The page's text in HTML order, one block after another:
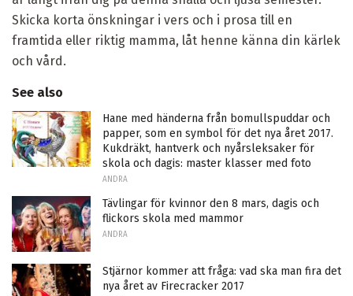
Skicka korta önskningar i vers och i prosa till en
framtida eller riktig mamma, låt henne känna din kärlek
och vård.
See also
Hane med händerna från bomullspuddar och
papper, som en symbol för det nya året 2017.
Kukdräkt, hantverk och nyårsleksaker för
skola och dagis: master klasser med foto
ANDRA
Tävlingar för kvinnor den 8 mars, dagis och
flickors skola med mammor
ANDRA
Stjärnor kommer att fråga: vad ska man fira det
nya året av Firecracker 2017